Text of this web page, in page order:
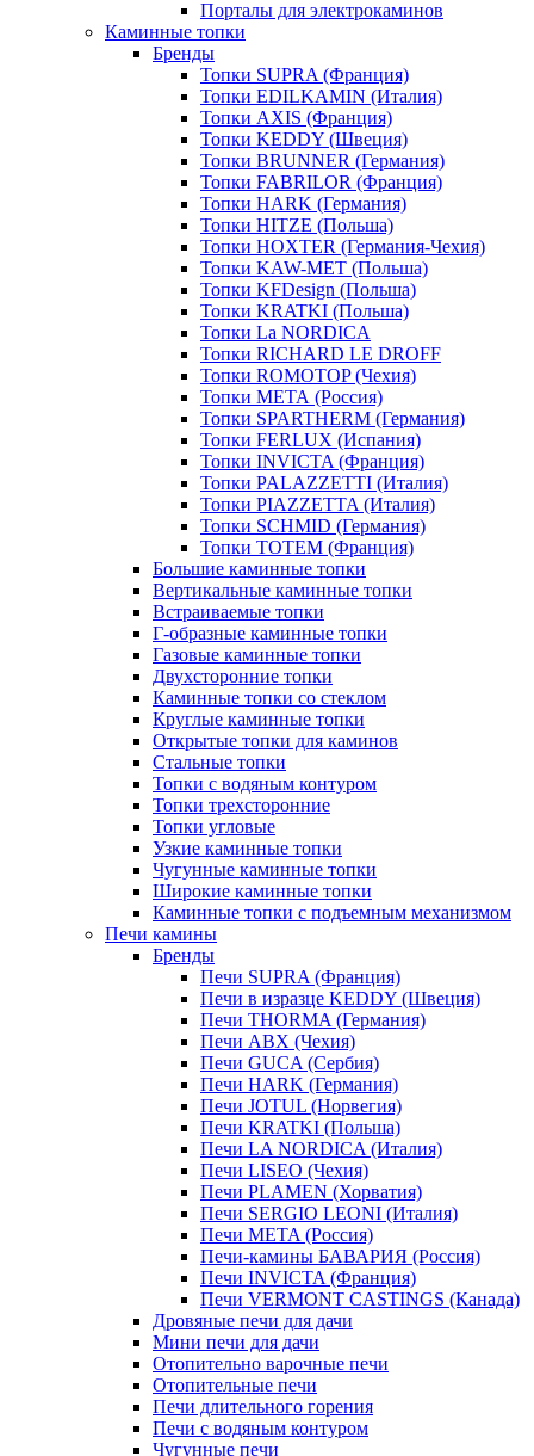
Порталы для электрокаминов
Каминные топки
Бренды
Топки SUPRA (Франция)
Топки EDILKAMIN (Италия)
Топки AXIS (Франция)
Топки KEDDY (Швеция)
Топки BRUNNER (Германия)
Топки FABRILOR (Франция)
Топки HARK (Германия)
Топки HITZE (Польша)
Топки HOXTER (Германия-Чехия)
Топки KAW-MET (Польша)
Топки KFDesign (Польша)
Топки KRATKI (Польша)
Топки La NORDICA
Топки RICHARD LE DROFF
Топки ROMOTOP (Чехия)
Топки МЕТА (Россия)
Топки SPARTHERM (Германия)
Топки FERLUX (Испания)
Топки INVICTA (Франция)
Топки PALAZZETTI (Италия)
Топки PIAZZETTA (Италия)
Топки SCHMID (Германия)
Топки TOTEM (Франция)
Большие каминные топки
Вертикальные каминные топки
Встраиваемые топки
Г-образные каминные топки
Газовые каминные топки
Двухсторонние топки
Каминные топки со стеклом
Круглые каминные топки
Открытые топки для каминов
Стальные топки
Топки с водяным контуром
Топки трехсторонние
Топки угловые
Узкие каминные топки
Чугунные каминные топки
Широкие каминные топки
Каминные топки с подъемным механизмом
Печи камины
Бренды
Печи SUPRA (Франция)
Печи в изразце KEDDY (Швеция)
Печи THORMA (Германия)
Печи ABX (Чехия)
Печи GUCA (Сербия)
Печи HARK (Германия)
Печи JOTUL (Норвегия)
Печи KRATKI (Польша)
Печи LA NORDICA (Италия)
Печи LISEO (Чехия)
Печи PLAMEN (Хорватия)
Печи SERGIO LEONI (Италия)
Печи META (Россия)
Печи-камины БАВАРИЯ (Россия)
Печи INVICTA (Франция)
Печи VERMONT CASTINGS (Канада)
Дровяные печи для дачи
Мини печи для дачи
Отопительно варочные печи
Отопительные печи
Печи длительного горения
Печи с водяным контуром
Чугунные печи